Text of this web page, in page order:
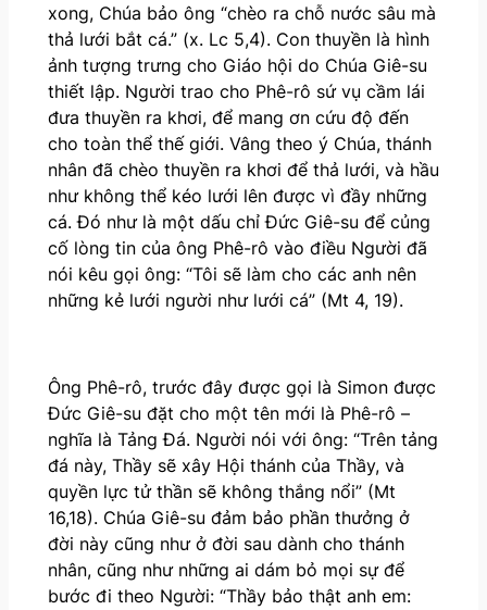
xong, Chúa bảo ông “chèo ra chỗ nước sâu mà
thả lưới bắt cá.” (x. Lc 5,4). Con thuyền là hình
ảnh tượng trưng cho Giáo hội do Chúa Giê-su
thiết lập. Người trao cho Phê-rô sứ vụ cầm lái
đưa thuyền ra khơi, để mang ơn cứu độ đến
cho toàn thể thế giới. Vâng theo ý Chúa, thánh
nhân đã chèo thuyền ra khơi để thả lưới, và hầu
như không thể kéo lưới lên được vì đầy những
cá. Đó như là một dấu chỉ Đức Giê-su để củng
cố lòng tin của ông Phê-rô vào điều Người đã
nói kêu gọi ông: “Tôi sẽ làm cho các anh nên
những kẻ lưới người như lưới cá” (Mt 4, 19).
Ông Phê-rô, trước đây được gọi là Simon được
Đức Giê-su đặt cho một tên mới là Phê-rô –
nghĩa là Tảng Đá. Người nói với ông: “Trên tảng
đá này, Thầy sẽ xây Hội thánh của Thầy, và
quyền lực tử thần sẽ không thắng nổi” (Mt
16,18). Chúa Giê-su đảm bảo phần thưởng ở
đời này cũng như ở đời sau dành cho thánh
nhân, cũng như những ai dám bỏ mọi sự để
bước đi theo Người: “Thầy bảo thật anh em: